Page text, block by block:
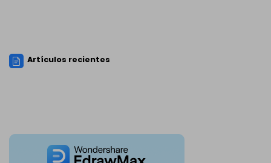
Artículos recientes